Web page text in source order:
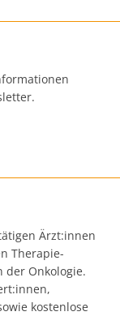
Ärzt:innen
Therapie-
der Onkologie.
kostenlose